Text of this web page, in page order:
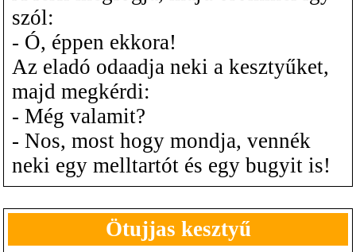
szól:
- Ó, éppen ekkora!
Az eladó odaadja neki a kesztyűket,
majd megkérdi:
- Még valamit?
- Nos, most hogy mondja, vennék
neki egy melltartót és egy bugyit is!
Ötujjas kesztyű